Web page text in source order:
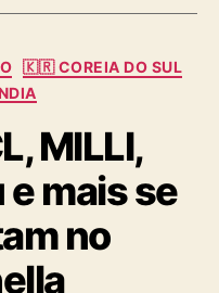
🇰🇷 COREIA DO SUL
MILLI,
mais se
no